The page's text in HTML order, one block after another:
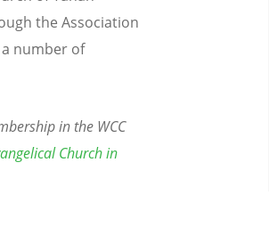
the Association
number of
in the WCC
Church in